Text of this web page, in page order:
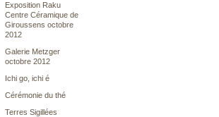
Exposition Raku
Centre Céramique de
Giroussens octobre
2012
Galerie Metzger
octobre 2012
Ichi go, ichi é
Cérémonie du thé
Terres Sigillées